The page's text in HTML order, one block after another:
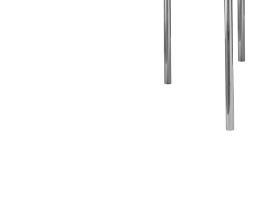
ТЕХНИЧЕСКОЕ ОБОРУДОВАНИЕ